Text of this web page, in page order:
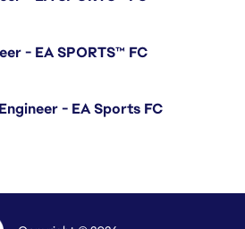
- EA SPORTS™ FC
- EA Sports FC